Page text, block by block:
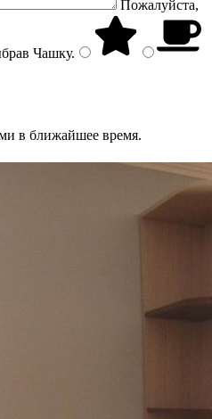
Пожалуйста,
Чашку.
в ближайшее время.